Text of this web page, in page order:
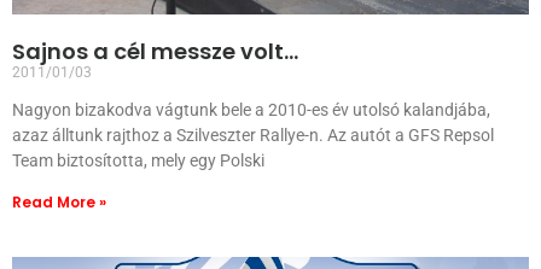
Sajnos a cél messze volt…
2011/01/03
Nagyon bizakodva vágtunk bele a 2010-es év utolsó kalandjába,
azaz álltunk rajthoz a Szilveszter Rallye-n. Az autót a GFS Repsol
Team biztosította, mely egy Polski
Read More »